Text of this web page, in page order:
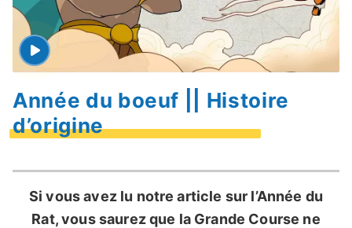
Année du boeuf || Histoire
d’origine
Si vous avez lu notre article sur l’Année du
Rat, vous saurez que la Grande Course ne